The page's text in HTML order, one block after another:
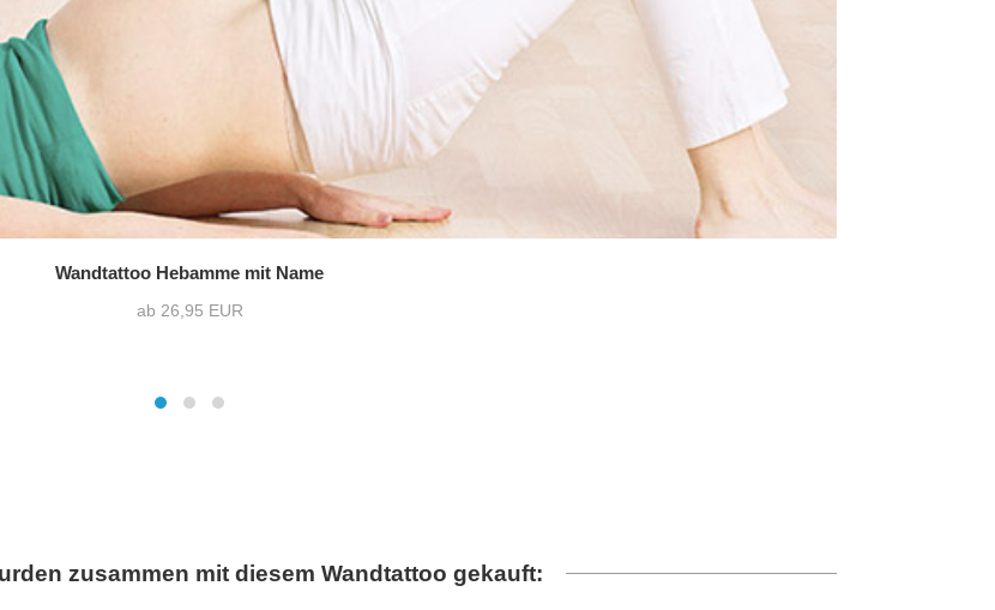
Wandtattoo Hebamme mit Name
ab 26,95 EUR
zusammen mit diesem Wandtattoo gekauft: